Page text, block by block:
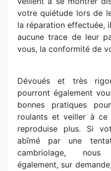
votre quiétude lors de
la réparation effectuée,
aucune trace de leur
vous, la conformité de
Dévoués et très
pourront également
bonnes pratiques
roulants et veiller à ce
reproduise plus. Si
abîmé par une
cambriolage,
également, sur